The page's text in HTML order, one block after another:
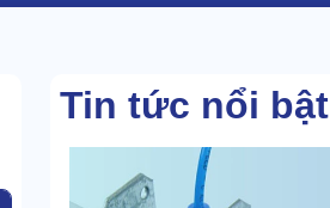
Tin tức nổi bật